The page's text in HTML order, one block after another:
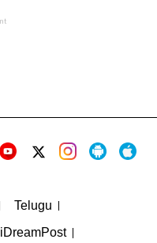
Telugu
iDreamPost